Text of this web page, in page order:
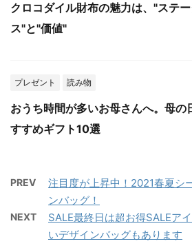
クロコダイル財布の魅力は、"ステー
ス"と"価値"
プレゼント 読み物
おうち時間が多いお母さんへ。母の
すすめギフト10選
PREV
注目度が上昇中！2021春夏シ
ンバッグ！
NEXT
SALE最終日は超お得SALEア
いデザインバッグもあります